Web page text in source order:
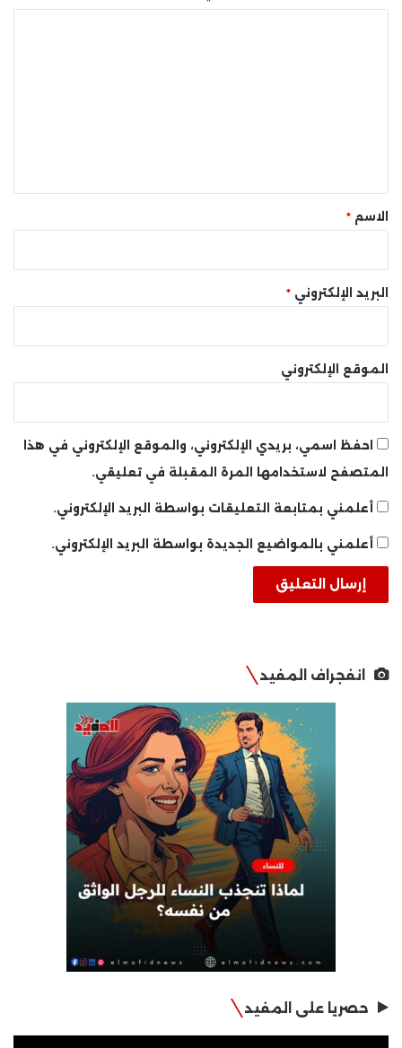
* الاسم *
البريد الإلكتروني *
الموقع الإلكتروني
احفظ اسمي، بريدي الإلكتروني، والموقع الإلكتروني في هذا
المتصفح لاستخدامها المرة المقبلة في تعليقي.
أعلمني بمتابعة التعليقات بواسطة البريد الإلكتروني.
أعلمني بالمواضيع الجديدة بواسطة البريد الإلكتروني.
انفجراف المفيد
حصريا على المفيد